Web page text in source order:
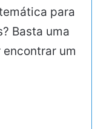
para
Basta uma
um